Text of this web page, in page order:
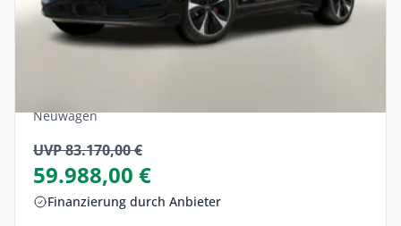
Privat & Gewerbe
Audi Q6 Sportback e-tron quattro Tech+
Neuwagen
UVP 83.170,00 €
59.988,00 €
Finanzierung durch Anbieter